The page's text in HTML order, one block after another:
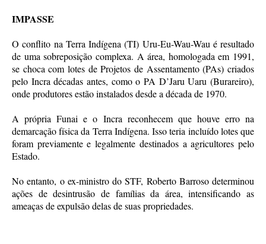
IMPASSE
O conflito na Terra Indígena (TI) Uru-Eu-Wau-Wau é resultado
de uma sobreposição complexa. A área, homologada em 1991,
se choca com lotes de Projetos de Assentamento (PAs) criados
pelo Incra décadas antes, como o PA D’Jaru Uaru (Burareiro),
onde produtores estão instalados desde a década de 1970.
A própria Funai e o Incra reconhecem que houve erro na
demarcação física da Terra Indígena. Isso teria incluído lotes que
foram previamente e legalmente destinados a agricultores pelo
Estado.
No entanto, o ex-ministro do STF, Roberto Barroso determinou
ações de desintrusão de famílias da área, intensificando as
ameaças de expulsão delas de suas propriedades.